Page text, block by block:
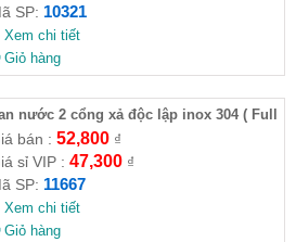
SP: 10321
Xem chi tiết
Giỏ hàng
nước 2 cổng xả độc lập inox 304 ( Full
)
bán : 52,800₫
sỉ VIP : 47,300₫
SP: 11667
Xem chi tiết
Giỏ hàng